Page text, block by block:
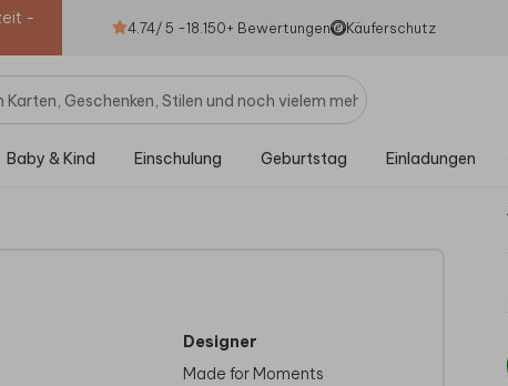
-
4.74/ 5 -18.150+ Bewertungen Käuferschutz
Baby & Kind Einschulung Geburtstag Einladungen
Designer
Made for Moments